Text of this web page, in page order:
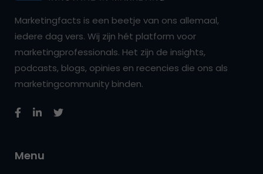
Marketingfacts is een beetje van ons allemaal,
iedere dag vers. Wij zijn hét platform voor
marketingprofessionals. Het zijn de insights,
podcasts, blogs, opinies en recencies die ons als
marketingcommunity binden.
Menu